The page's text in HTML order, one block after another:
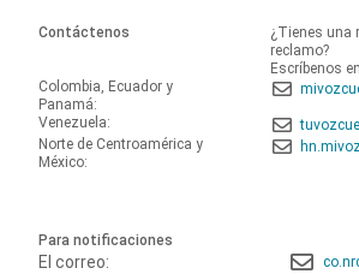
Contáctenos
¿Tienes una
reclamo?
Escríbenos
Colombia, Ecuador y
Panamá:
Venezuela:
Norte de Centroamérica y
México:
Para notificaciones
El correo: